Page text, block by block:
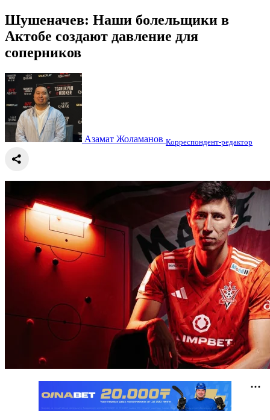
Шушеначев: Наши болельщики в
Актобе создают давление для
соперников
Азамат Жоламанов Корреспондент-редактор